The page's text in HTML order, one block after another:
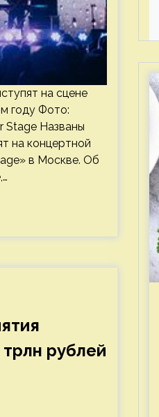
на сцене
году Фото:
Stage Названы
на концертной
в Москве. Об
рублей